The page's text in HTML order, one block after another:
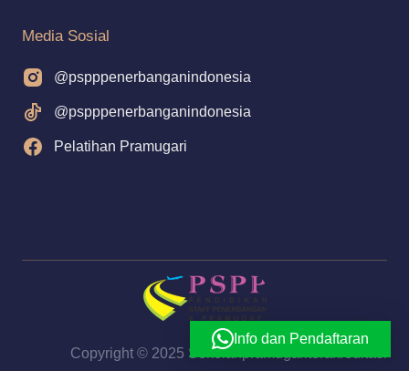
Media Sosial
@pspppenerbanganindonesia
@pspppenerbanganindonesia
Pelatihan Pramugari
Copyright © 2025 Sekolahpramugariterakreditasi
Info dan Pendaftaran